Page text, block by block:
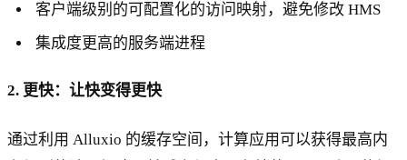
客户端级别的可配置化的访问映射，避免修改 HMS
集成度更高的服务端进程
2. 更快：让快变得更快
通过利用 Alluxio 的缓存空间，计算应用可以获得最高内